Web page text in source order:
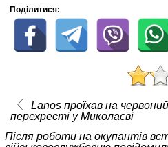
Поділитися:
Lanos проїхав на
перехресті у Миколаєві
Після роботи на окупантів